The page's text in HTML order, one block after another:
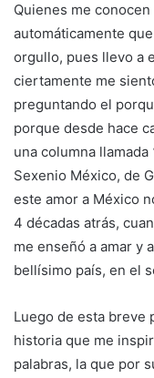
Quienes me
automáticamente
orgullo, pues llevo a
ciertamente me
preguntando el
porque desde hace
una columna llamada
Sexenio México, de
este amor a México
4 décadas atrás,
me enseñó a amar y
bellísimo país, en el
Luego de esta breve
historia que me
palabras, la que por